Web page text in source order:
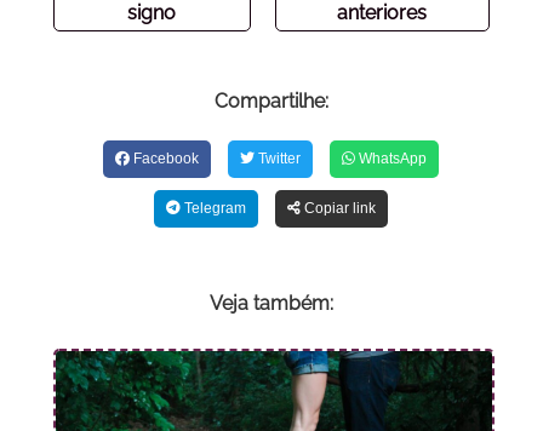
signo
anteriores
Compartilhe:
Facebook Twitter WhatsApp
Telegram Copiar link
Veja também: